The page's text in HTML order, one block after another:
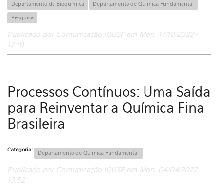
Departamento de Bioquímica
Departamento de Química Fundamental
Pesquisa
Publicado por Comunicação IQUSP em Mon, 17/10/2022 -
12:10
Processos Contínuos: Uma Saída
para Reinventar a Química Fina
Brasileira
Categoria: Departamento de Química Fundamental
Publicado por Comunicação IQUSP em Mon, 04/04/2022 -
13:52